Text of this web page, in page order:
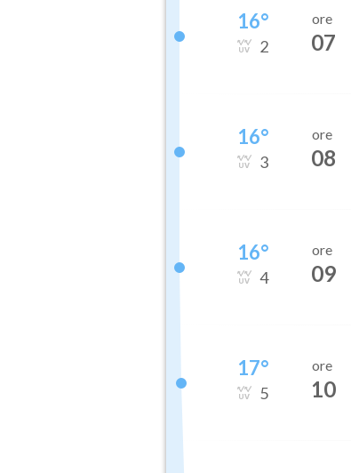
16°
2
ore
07
16°
3
ore
08
16°
4
ore
09
17°
5
ore
10